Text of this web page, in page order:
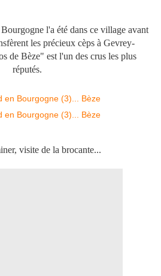
l'a été dans ce village avant
les précieux cèps à Gevrey-
de Bèze" est l'un des crus les plus
réputés.
visite de la brocante...